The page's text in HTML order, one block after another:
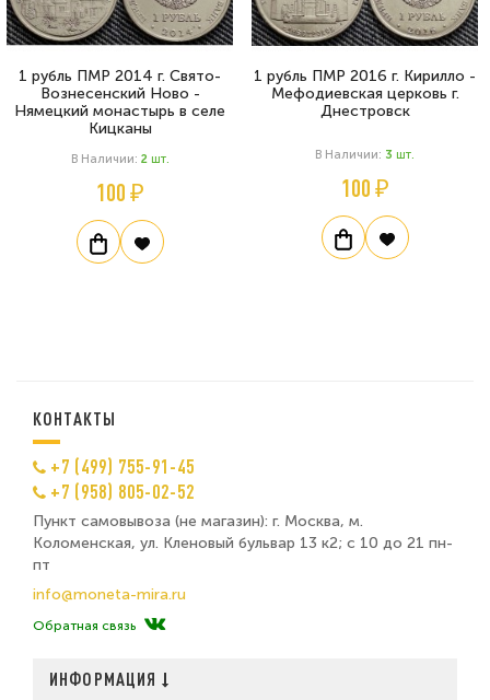
1 рубль ПМР 2014 г. Свято-
Вознесенский Ново -
Нямецкий монастырь в селе
Кицканы
В Наличии: 2 Шт.
100 ₽
1 рубль ПМР 2016 г. Кирилло -
Мефодиевская церковь г.
Днестровск
В Наличии: 3 Шт.
100 ₽
КОНТАКТЫ
+7 (499) 755-91-45
+7 (958) 805-02-52
Пункт самовывоза (не магазин): г. Москва, м.
Коломенская, ул. Кленовый бульвар 13 к2; с 10 до 21 пн-
пт
info@moneta-mira.ru
Обратная связь
ИНФОРМАЦИЯ